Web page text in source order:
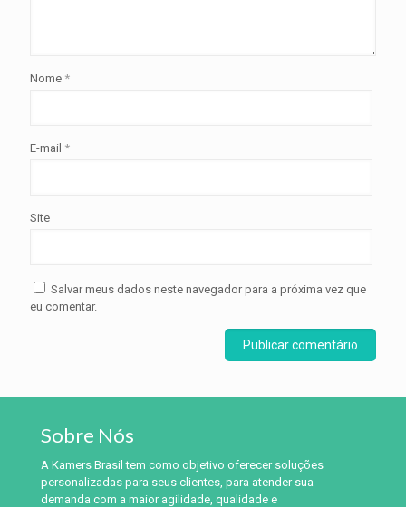
Nome *
E-mail *
Site
Salvar meus dados neste navegador para a próxima vez que
eu comentar.
Sobre Nós
A Kamers Brasil tem como objetivo oferecer soluções
personalizadas para seus clientes, para atender sua
demanda com a maior agilidade, qualidade e